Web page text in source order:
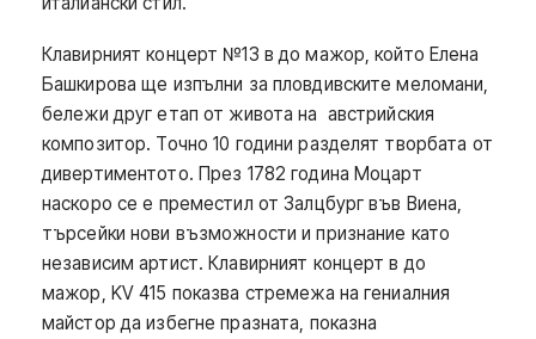
Клавирният концерт №13 в до мажор, който Елена
Башкирова ще изпълни за пловдивските меломани,
бележи друг етап от живота на австрийския
композитор. Точно 10 години разделят творбата от
дивертиментото. През 1782 година Моцарт
наскоро се е преместил от Залцбург във Виена,
търсейки нови възможности и признание като
независим артист. Клавирният концерт в до
мажор, KV 415 показва стремежа на гениалния
майстор да избегне празната, показна